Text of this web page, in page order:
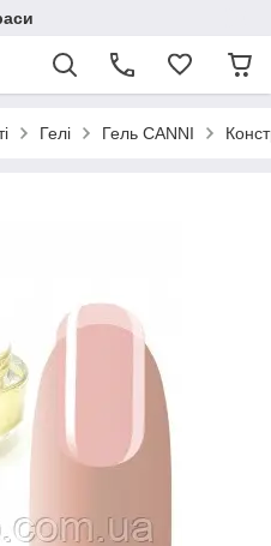
Гелі Гель CANNI